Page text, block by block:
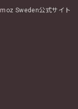
moz Sweden公式サイト